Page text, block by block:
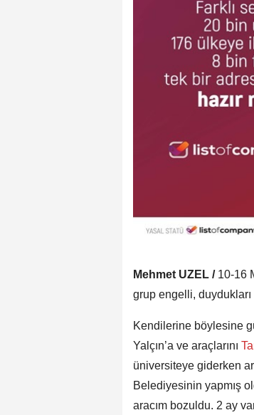
Mehmet UZEL / 10-16
grup engelli,
Kendilerine böylesine
Yalçın’a ve araçlarını
üniversiteye giderken
Belediyesinin yapmış
aracım bozuldu. 2 ay